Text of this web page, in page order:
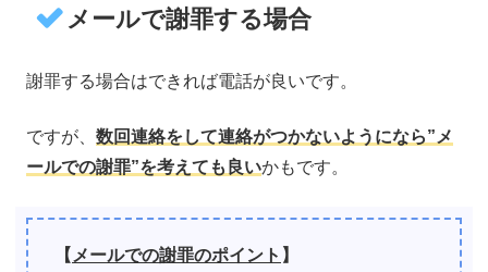
メールで謝罪する場合
謝罪する場合はできれば電話が良いです。
ですが、 数回連絡をして連絡がつかないようになら”メ
ールでの謝罪”を考えても良いかもです。
【 メールでの謝罪のポイント 】